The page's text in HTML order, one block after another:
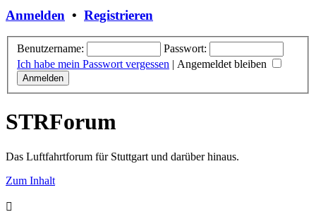
Anmelden • Registrieren
Benutzername:
Passwort:
Ich habe mein Passwort vergessen | Angemeldet bleiben
STRForum
Das Luftfahrtforum für Stuttgart und darüber hinaus.
Zum Inhalt